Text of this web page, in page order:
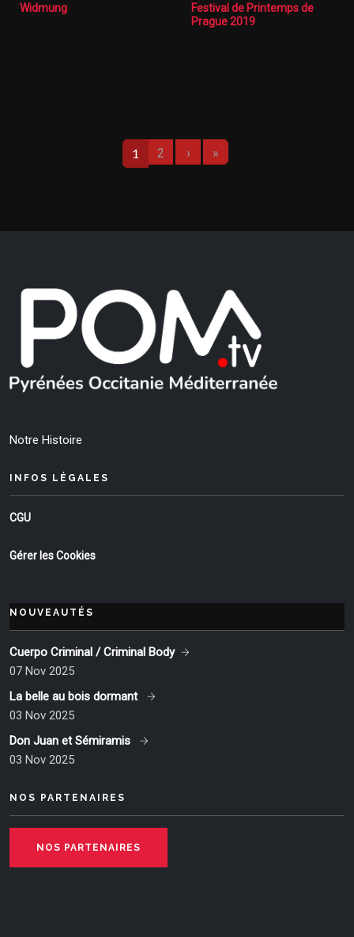
Widmung
Festival de Printemps de
Prague 2019
1 2 ›Next page
»
Notre Histoire
INFOS LÉGALES
CGU
Gérer les Cookies
NOUVEAUTÉS
Cuerpo Criminal / Criminal Body
07 Nov 2025
La belle au bois dormant
03 Nov 2025
Don Juan et Sémiramis
03 Nov 2025
NOS PARTENAIRES
NOS PARTENAIRES